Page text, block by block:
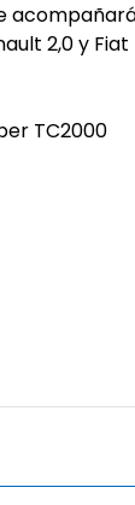
2,0 y
TC2000